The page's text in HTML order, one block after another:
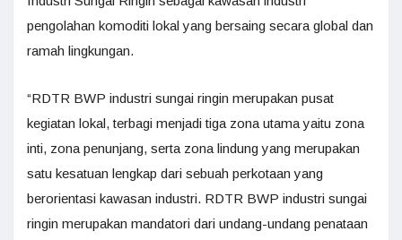
pengolahan komoditi lokal yang bersaing secara global dan
ramah lingkungan.
“RDTR BWP industri sungai ringin merupakan pusat
kegiatan lokal, terbagi menjadi tiga zona utama yaitu zona
inti, zona penunjang, serta zona lindung yang merupakan
satu kesatuan lengkap dari sebuah perkotaan yang
berorientasi kawasan industri. RDTR BWP industri sungai
ringin merupakan mandatori dari undang-undang penataan